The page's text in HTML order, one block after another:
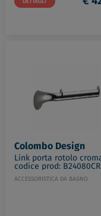
Colombo Design
Link porta rotolo
codice prod: B24080CR
ACCESSORISTICA DA BAGNO